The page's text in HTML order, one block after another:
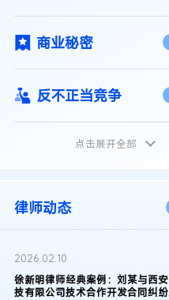
商业秘密
反不正当竞争
植物新品种
地理标志
集成电路布图设计
点击展开全部
律师动态
2026.02.10
徐新明律师经典案例：刘某与西
技有限公司技术合作开发合同纠